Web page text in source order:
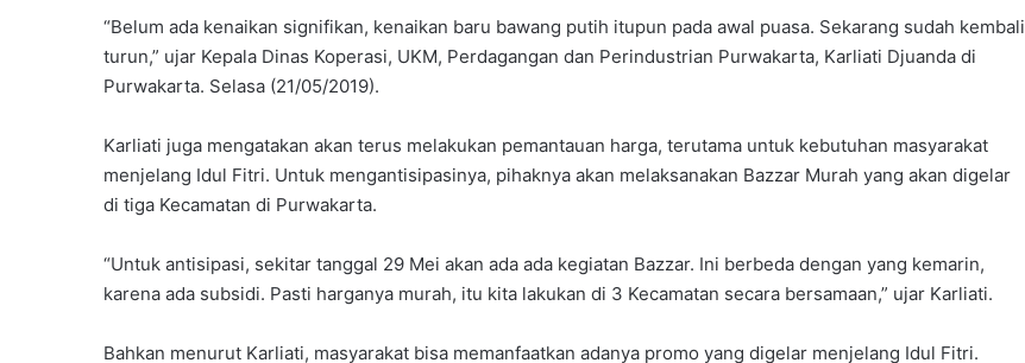
“Belum ada kenaikan signifikan, kenaikan baru bawang putih itupun pada awal puasa. Sekarang sudah kembali
turun,” ujar Kepala Dinas Koperasi, UKM, Perdagangan dan Perindustrian Purwakarta, Karliati Djuanda di
Purwakarta. Selasa (21/05/2019).
Karliati juga mengatakan akan terus melakukan pemantauan harga, terutama untuk kebutuhan masyarakat
menjelang Idul Fitri. Untuk mengantisipasinya, pihaknya akan melaksanakan Bazzar Murah yang akan digelar
di tiga Kecamatan di Purwakarta.
“Untuk antisipasi, sekitar tanggal 29 Mei akan ada ada kegiatan Bazzar. Ini berbeda dengan yang kemarin,
karena ada subsidi. Pasti harganya murah, itu kita lakukan di 3 Kecamatan secara bersamaan,” ujar Karliati.
Bahkan menurut Karliati, masyarakat bisa memanfaatkan adanya promo yang digelar menjelang Idul Fitri.